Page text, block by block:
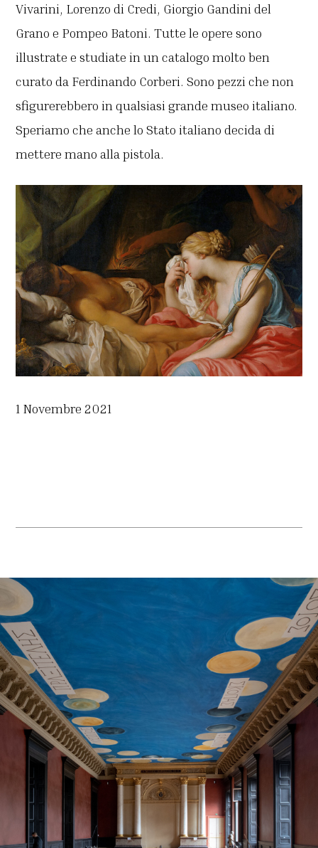
Vivarini, Lorenzo di Credi, Giorgio Gandini del
Grano e Pompeo Batoni. Tutte le opere sono
illustrate e studiate in un catalogo molto ben
curato da Ferdinando Corberi. Sono pezzi che non
sfigurerebbero in qualsiasi grande museo italiano.
Speriamo che anche lo Stato italiano decida di
mettere mano alla pistola.
1 Novembre 2021